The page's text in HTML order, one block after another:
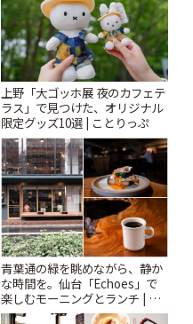
上野「大ゴッホ展 夜のカフェテ
ラス」で見つけた、オリジナル
限定グッズ10選 | ことりっぷ
青葉通の緑を眺めながら、静か
な時間を。仙台「Echoes」で
楽しむモーニングとランチ | こ
とりっぷ